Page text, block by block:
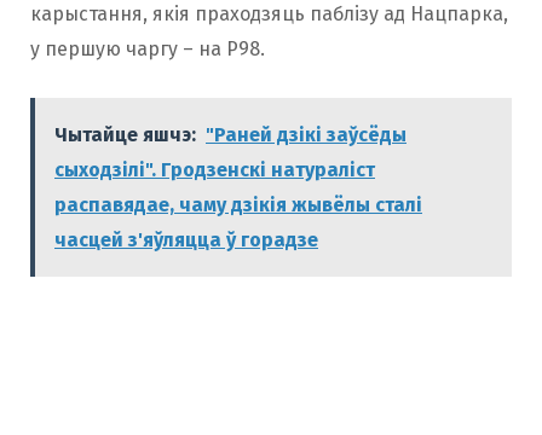
карыстання, якія праходзяць паблізу ад Нацпарка,
у першую чаргу – на Р98.
Чытайце яшчэ: "Раней дзiкi заўсёды
сыходзілі". Гродзенскі натураліст
распавядае, чаму дзiкiя жывёлы сталі
часцей з'яўляцца ў горадзе